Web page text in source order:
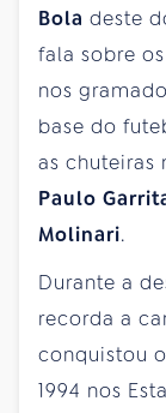
Bola deste
fala sobre
nos
base do
as chuteiras
Paulo
Molinari.
Durante a
recorda a
conquistou
1994 nos